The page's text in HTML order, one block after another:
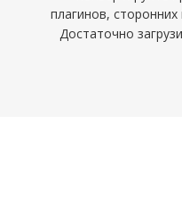
плагинов,
Достаточно